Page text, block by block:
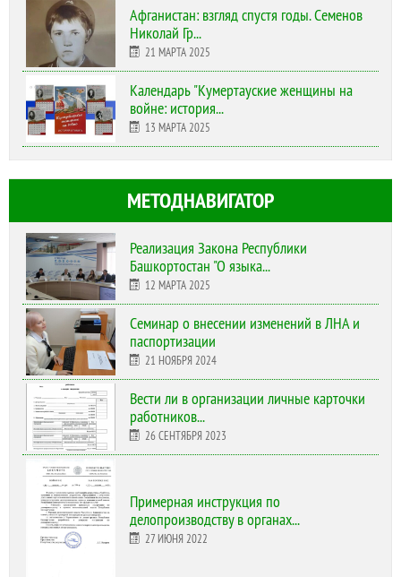
Афганистан: взгляд спустя годы. Семенов
Николай Гр...
21 МАРТА 2025
Календарь "Кумертауские женщины на
войне: история...
13 МАРТА 2025
МЕТОДНАВИГАТОР
Реализация Закона Республики
Башкортостан "О языка...
12 МАРТА 2025
Cеминар о внесении изменений в ЛНА и
паспортизации
21 НОЯБРЯ 2024
Вести ли в организации личные карточки
работников...
26 СЕНТЯБРЯ 2023
Примерная инструкция по
делопроизводству в органах...
27 ИЮНЯ 2022